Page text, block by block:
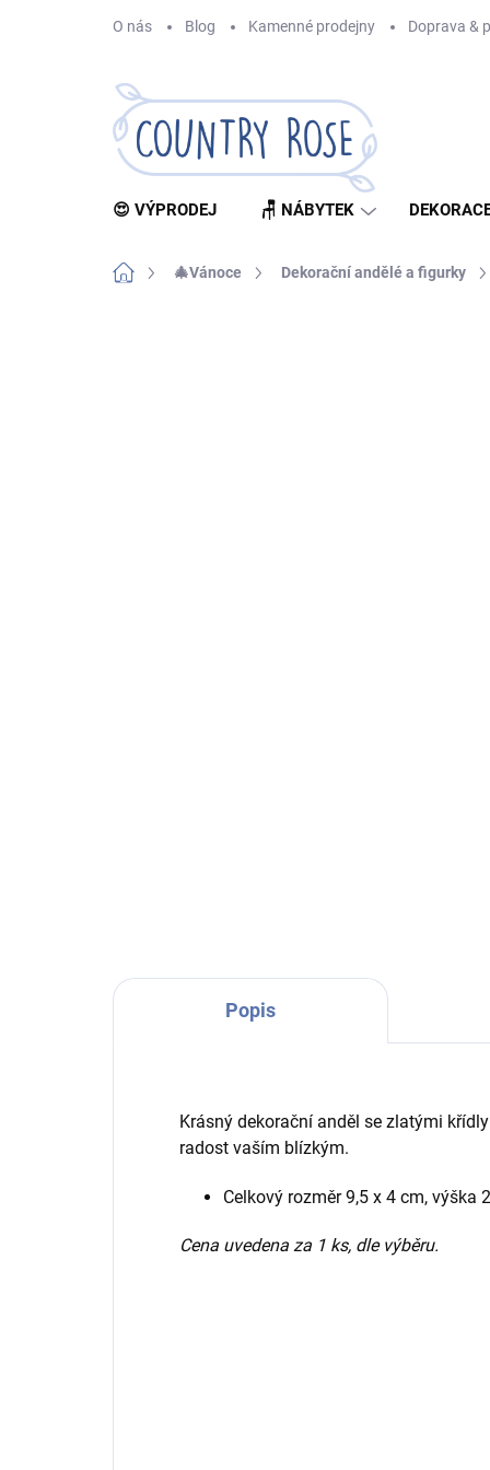
O nás Blog Kamenné prodejny Doprava &
😍 VÝPRODEJ 🪑 NÁBYTEK
Domů 🎄Vánoce Dekorační andělé a figurky
Popis
Krásný dekorační anděl se zlatými
radost vaším blízkým.
Celkový rozměr 9,5 x 4 cm, výška
Cena uvedena za 1 ks, dle výběru.